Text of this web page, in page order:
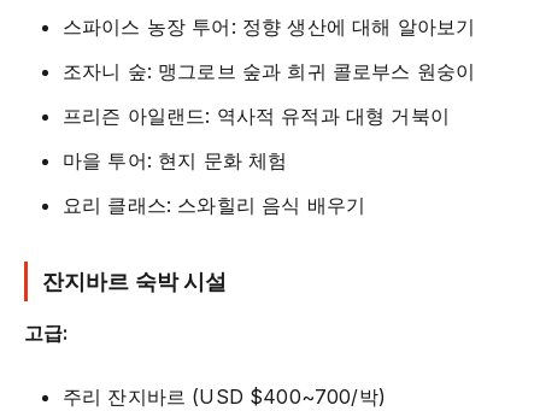
스파이스 농장 투어: 정향 생산에 대해 알아보기
조자니 숲: 맹그로브 숲과 희귀 콜로부스 원숭이
프리즌 아일랜드: 역사적 유적과 대형 거북이
마을 투어: 현지 문화 체험
요리 클래스: 스와힐리 음식 배우기
잔지바르 숙박 시설
고급:
주리 잔지바르 (USD $400~700/박)